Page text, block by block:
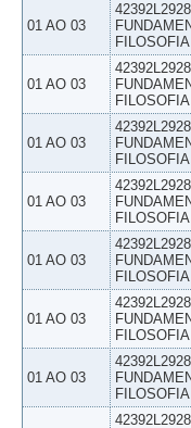
01 AO 03
FILOSOFIA
01 AO 03
FILOSOFIA
01 AO 03
FILOSOFIA
01 AO 03
FILOSOFIA
01 AO 03
FILOSOFIA
01 AO 03
FILOSOFIA
01 AO 03
FILOSOFIA